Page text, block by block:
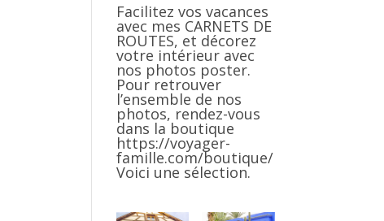
Facilitez vos vacances
avec mes CARNETS DE
ROUTES, et décorez
votre intérieur avec
nos photos poster.
Pour retrouver
l’ensemble de nos
photos, rendez-vous
dans la boutique
https://voyager-
famille.com/boutique/
Voici une sélection.